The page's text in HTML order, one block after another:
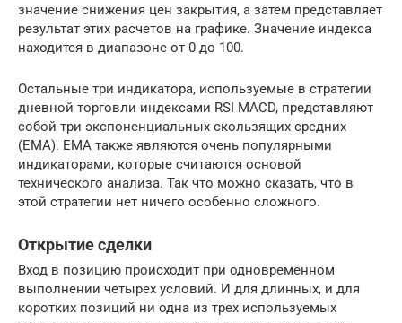
значение снижения цен закрытия, а затем представляет
результат этих расчетов на графике. Значение индекса
находится в диапазоне от 0 до 100.
Остальные три индикатора, используемые в стратегии
дневной торговли индексами RSI MACD, представляют
собой три экспоненциальных скользящих средних
(EMA). EMA также являются очень популярными
индикаторами, которые считаются основой
технического анализа. Так что можно сказать, что в
этой стратегии нет ничего особенно сложного.
Открытие сделки
Вход в позицию происходит при одновременном
выполнении четырех условий. И для длинных, и для
коротких позиций ни одна из трех используемых